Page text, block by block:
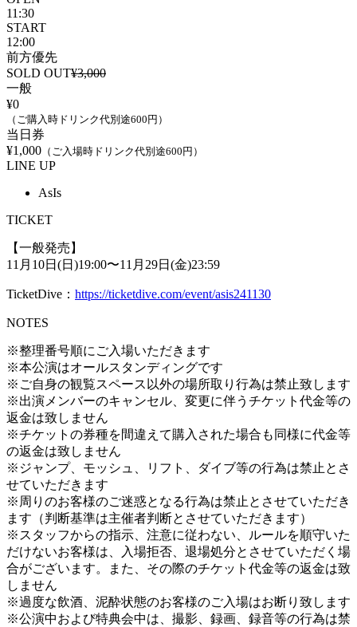
11:30
START
12:00
前方優先
SOLD OUT¥3,000
一般
¥0
（ご購入時ドリンク代別途600円）
当日券
¥1,000 （ご入場時ドリンク代別途600円）
LINE UP
AsIs
TICKET
【一般発売】
11月10日(日)19:00〜11月29日(金)23:59
TicketDive： https://ticketdive.com/event/asis241130
NOTES
※整理番号順にご入場いただきます
※本公演はオールスタンディングです
※ご自身の観覧スペース以外の場所取り行為は禁止致します
※出演メンバーのキャンセル、変更に伴うチケット代金等の
返金は致しません
※チケットの券種を間違えて購入された場合も同様に代金等
の返金は致しません
※ジャンプ、モッシュ、リフト、ダイブ等の行為は禁止とさ
せていただきます
※周りのお客様のご迷惑となる行為は禁止とさせていただき
ます（判断基準は主催者判断とさせていただきます）
※スタッフからの指示、注意に従わない、ルールを順守いた
だけないお客様は、入場拒否、退場処分とさせていただく場
合がございます。また、その際のチケット代金等の返金は致
しません
※過度な飲酒、泥酔状態のお客様のご入場はお断り致します
※公演中および特典会中は、撮影、録画、録音等の行為は禁